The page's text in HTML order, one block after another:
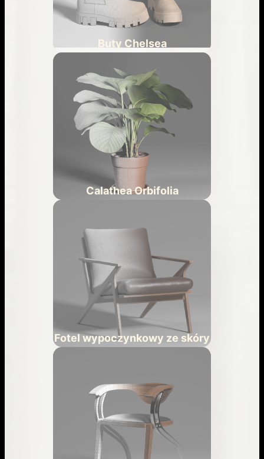
Buty Chelsea
Calathea Orbifolia
Fotel wypoczynkowy ze skóry